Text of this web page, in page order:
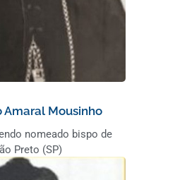
Amaral Mousinho
nomeado bispo de
Preto (SP)